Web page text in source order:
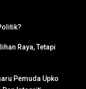
Raya, Tetapi
Pemuda Upko